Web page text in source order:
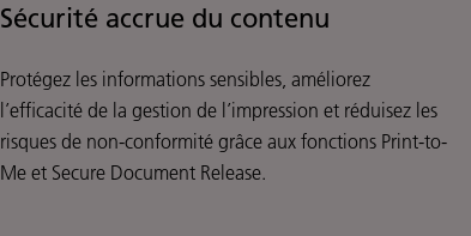
Sécurité accrue du contenu
Protégez les informations sensibles, améliorez
l’efficacité de la gestion de l’impression et réduisez les
risques de non-conformité grâce aux fonctions Print-to-
Me et Secure Document Release.